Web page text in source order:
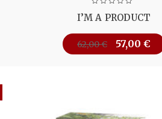
I’M A PRODUCT
62,00€ 57,00 €